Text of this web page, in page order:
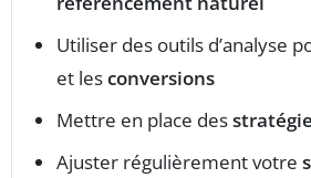
Utiliser des outils d’analyse
et lesconversions
Mettre en place des
Ajuster régulièrement votre